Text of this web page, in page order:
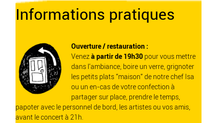
Informations pratiques
Ouverture / restauration :
Venezà partir de 19h30 pour vous mettre
dans l’ambiance, boire un verre, grignoter
les petits plats “maison” de notre chef Isa
ou un en-cas de votre confection à
partager sur place, prendre le temps,
papoter avec le personnel de bord, les artistes ou vos amis,
avant le concert à 21h.